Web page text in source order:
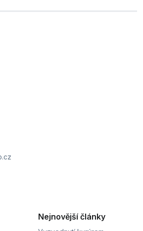
Nejnovější články